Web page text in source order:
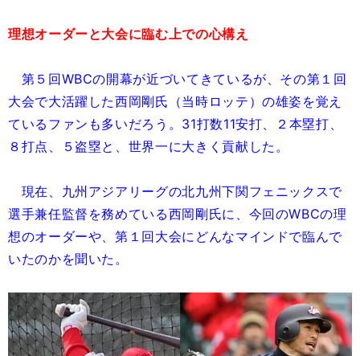
理想オーダーと大会に臨む上での心構え
第５回WBCの開幕が近づいてきているが、その第１回
大会で大活躍した西岡剛氏（当時ロッテ）の雄姿を覚え
ているファンも多いだろう。31打数11安打、２本塁打、
８打点、５盗塁と、世界一に大きく貢献した。
現在、九州アジアリーグの北九州下関フェニックスで
選手兼任監督を務めている西岡剛氏に、今回のWBCの理
想のオーダーや、第１回大会にどんなマインドで臨んで
いたのかを聞いた。